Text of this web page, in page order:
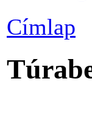
Címlap